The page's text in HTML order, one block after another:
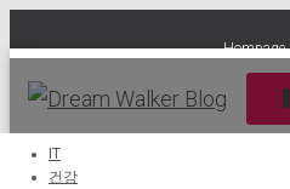
Hompage
IT
건강